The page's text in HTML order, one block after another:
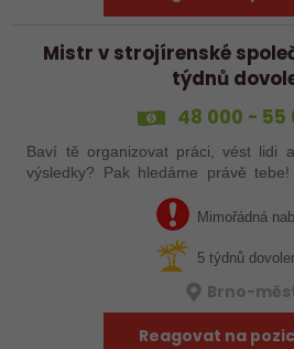
Mistr v strojírenské
týdnů
48 000 - 55
Baví tě organizovat práci, vést lidi
výsledky? Pak hledáme právě
Mimořádná
5 týdnů
Brno-
Reagovat na